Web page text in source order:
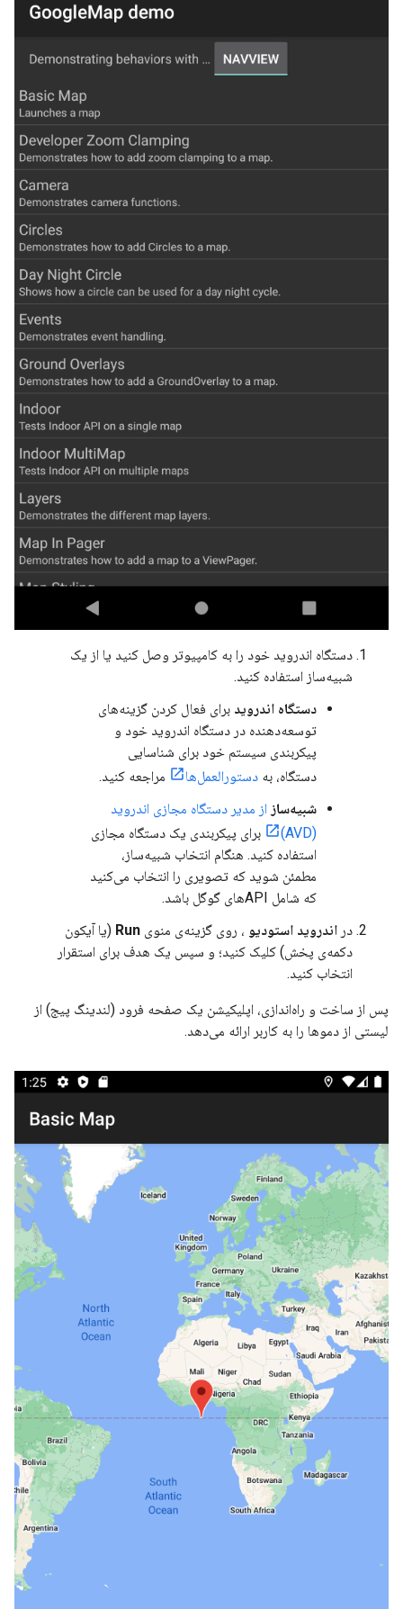
دستگاه اندروید خود را به کامپیوتر وصل کنید یا از یک
شبیه‌ساز استفاده کنید.
دستگاه اندروید برای فعال کردن گزینه‌های
توسعه‌دهنده در دستگاه اندروید خود و
پیکربندی سیستم خود برای شناسایی
دستگاه، به دستورالعمل‌ها
مراجعه کنید.
شبیه‌ساز از مدیر دستگاه مجازی اندروید
(AVD)
برای پیکربندی یک دستگاه مجازی
استفاده کنید. هنگام انتخاب شبیه‌ساز،
مطمئن شوید که تصویری را انتخاب می‌کنید
که شامل APIهای گوگل باشد.
در اندروید استودیو ، روی گزینه‌ی منوی Run (یا آیکون
دکمه‌ی پخش) کلیک کنید؛ و سپس یک هدف برای استقرار
انتخاب کنید.
پس از ساخت و راه‌اندازی، اپلیکیشن یک صفحه فرود (لندینگ پیج) از
لیستی از دموها را به کاربر ارائه می‌دهد.